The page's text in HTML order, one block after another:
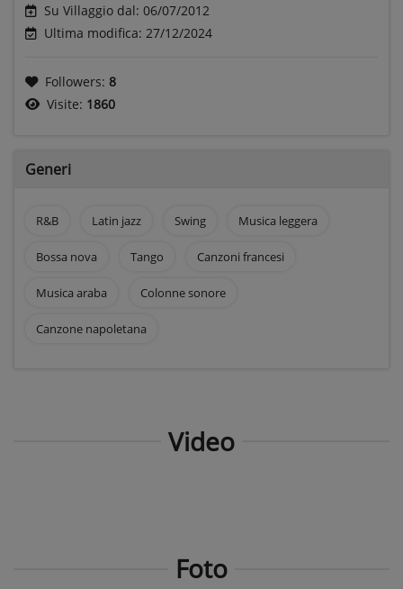
Su Villaggio dal: 06/07/2012
Ultima modifica: 27/12/2024
Followers: 8
Visite: 1860
Generi
R&B Latin jazz Swing Musica leggera
Bossa nova Tango Canzoni francesi
Musica araba Colonne sonore
Canzone napoletana
Video
Foto